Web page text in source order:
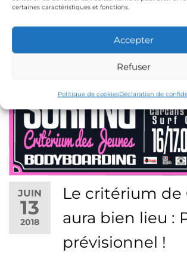
certaines caractéristiques et fonctions.
Accepter
Refuser
Politique de cookiesDéclaration de
final ce fut des très belles conditions
Lacanau avec un été indien qui n’en
Seules les catégories Surf Junior/
Ondine Junior avaient été…
JUIN
13
2018
Le critérium de
aura bien lieu :
prévisionnel !